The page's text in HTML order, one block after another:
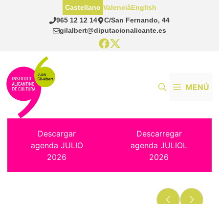
965 12 12 14
C/San Fernando, 44
gilalbert@diputacionalicante.es
Castellano ValenciàEnglish
MENÚ
Descargar
agenda JULIO
2026
Descarregar
agenda JULIOL
2026